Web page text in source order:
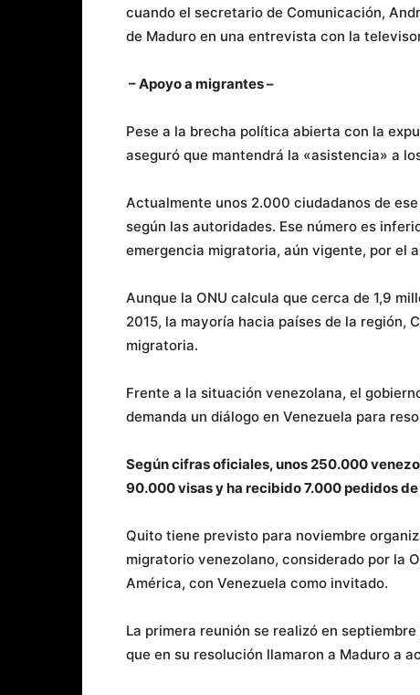
cuando el secretario de Comunicación,
de Maduro en una entrevista con la
– Apoyo a migrantes –
Pese a la brecha política abierta con la
aseguró que mantendrá la «asistencia» a
Actualmente unos 2.000 ciudadanos de
según las autoridades. Ese número es
emergencia migratoria, aún vigente, por el
Aunque la ONU calcula que cerca de 1,9
2015, la mayoría hacia países de la región,
migratoria.
Frente a la situación venezolana, el
demanda un diálogo en Venezuela para
Según cifras oficiales, unos 250.000
90.000 visas y ha recibido 7.000 pedidos
Quito tiene previsto para noviembre
migratorio venezolano, considerado por la
América, con Venezuela como invitado.
La primera reunión se realizó en
que en su resolución llamaron a Maduro a